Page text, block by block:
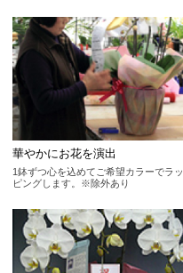
華やかにお花を演出
1鉢ずつ心を込めてご希望カラーでラッ
ピングします。※除外あり